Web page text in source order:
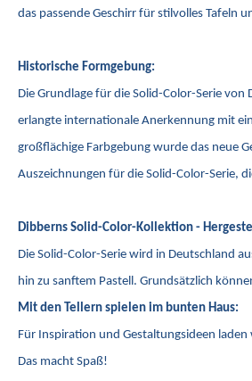
das passende Geschirr für stilvolles Tafeln
Historische Formgebung:
Die Grundlage für die Solid-Color-Serie
erlangte internationale Anerkennung mit
großflächige Farbgebung wurde das neue
Auszeichnungen für die Solid-Color-Serie,
Dibberns Solid-Color-Kollektion -
Die Solid-Color-Serie wird in Deutschland
hin zu sanftem Pastell. Grundsätzlich
Mit den Tellern spielen im bunten Haus:
Für Inspiration und Gestaltungsideen
Das macht Spaß!